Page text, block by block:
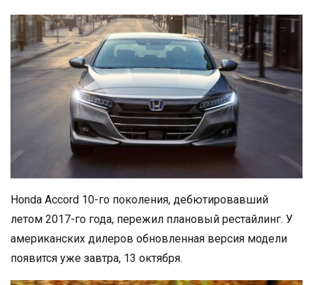
Honda Accord 10-го поколения, дебютировавший
летом 2017-го года, пережил плановый рестайлинг. У
американских дилеров обновленная версия модели
появится уже завтра, 13 октября.